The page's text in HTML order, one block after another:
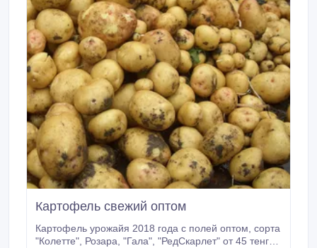
Картофель свежий оптом
Картофель урожайя 2018 года с полей оптом, сорта
"Колетте", Розара, "Гала", "РедСкарлет" от 45 тенге.